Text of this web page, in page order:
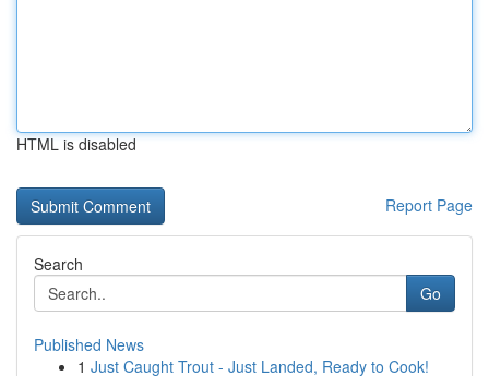
HTML is disabled
Report Page
Search
Go
Published News
1 Just Caught Trout - Just Landed, Ready to Cook!